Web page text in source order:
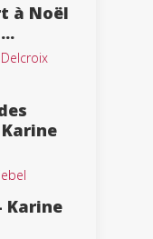
à Noël
Karine